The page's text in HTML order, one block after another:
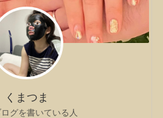
くまつま
グを書いている人